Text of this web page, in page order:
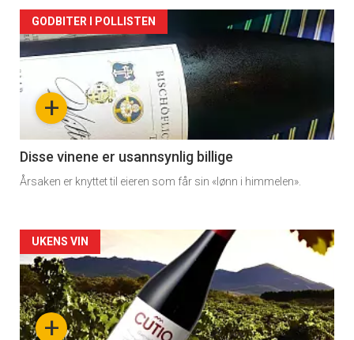
Forsiden
akkurat
nå
3
+
GODBITER I POLLISTEN
Disse vinene er usannsynlig billige
Årsaken er knyttet til eieren som får sin «lønn i himmelen».
Forsiden
akkurat
nå+
UKENS VIN